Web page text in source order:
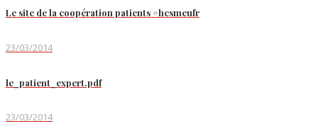
Le site de la coopération patients #hcsmeufr
23/03/2014
le_patient_expert.pdf
23/03/2014